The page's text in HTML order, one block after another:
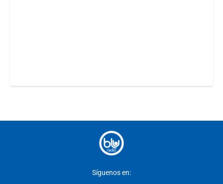
Síguenos en: